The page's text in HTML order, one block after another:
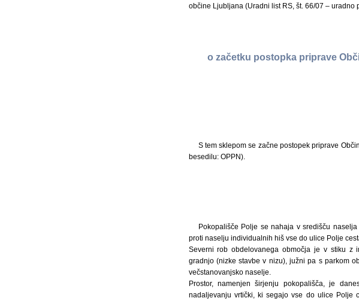
občine Ljubljana (Uradni list RS, št. 66/07 –
o začetku postopka priprave
S tem sklepom se začne postopek priprave
besedilu: OPPN).
Pokopališče Polje se nahaja v središču
proti naselju individualnih hiš vse do ulice Polje
Severni rob obdelovanega območja je v stiku z
gradnjo (nizke stavbe v nizu), južni pa s parkom
večstanovanjsko naselje.
Prostor, namenjen širjenju pokopališča, je
nadaljevanju vrtički, ki segajo vse do ulice Polje